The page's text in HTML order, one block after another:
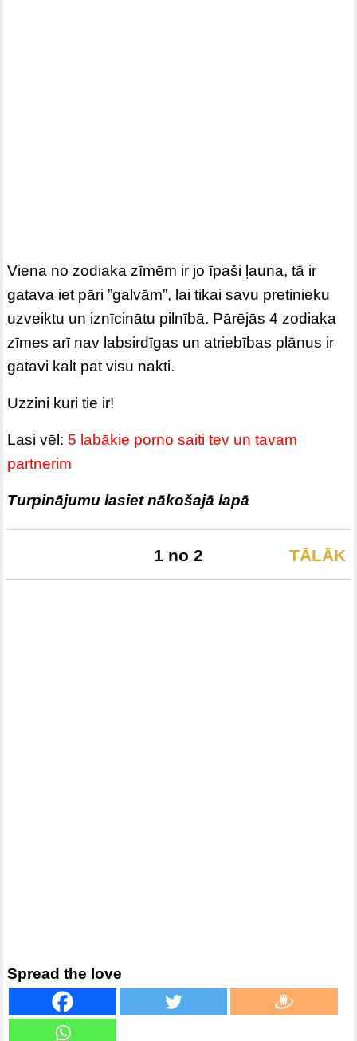
Viena no zodiaka zīmēm ir jo īpaši ļauna, tā ir
gatava iet pāri ”galvām”, lai tikai savu pretinieku
uzveiktu un iznīcinātu pilnībā. Pārējās 4 zodiaka
zīmes arī nav labsirdīgas un atriebības plānus ir
gatavi kalt pat visu nakti.
Uzzini kuri tie ir!
Lasi vēl: 5 labākie porno saiti tev un tavam
partnerim
Turpinājumu lasiet nākošajā lapā
TĀLĀK
1 no 2
Spread the love